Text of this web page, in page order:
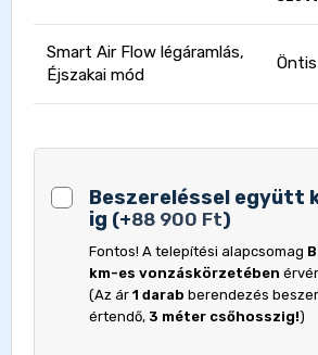
Smart Air Flow légáramlás,
Éjszakai mód
Beszereléssel együtt
ig (+88 900 Ft)
Fontos! A telepítési alapcsomag
km-es vonzáskörzetében
(Az ár 1 darab berendezés
értendő, 3 méter csőhosszig!)